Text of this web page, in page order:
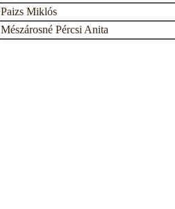
Paizs Miklós
Mészárosné Pércsi Anita